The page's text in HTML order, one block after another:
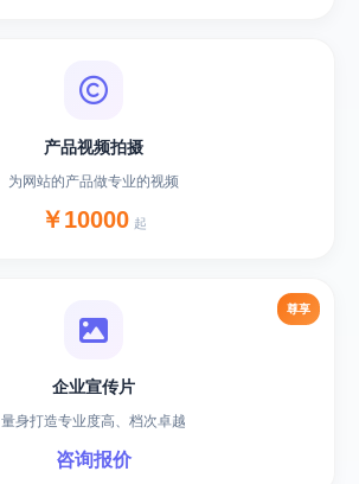
产品视频拍摄
为网站的产品做专业的视频
￥10000 起
尊享
企业宣传片
量身打造专业度高、档次卓越
咨询报价